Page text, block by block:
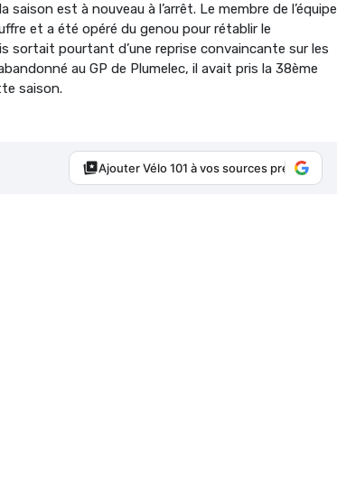
est à nouveau à l’arrêt. Le membre de l’équipe
et a été opéré du genou pour rétablir le
sortait pourtant d’une reprise convaincante sur les
au GP de Plumelec, il avait pris la 38ème
saison.
Ajouter Vélo 101 à vos sources préférées